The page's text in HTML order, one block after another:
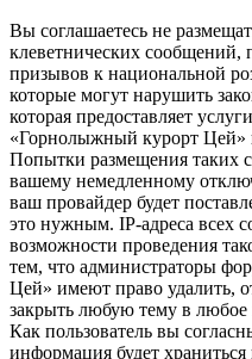
Вы соглашаетесь не
клеветнических сообщений,
призывов к национальной
которые могут нарушить
которая предоставляет
«Горнолыжный курорт Цей»
Попытки размещения таких
вашему немедленному
ваш провайдер будет
это нужным. IP-адреса всех
возможности проведения
тем, что администраторы
Цей» имеют право удалить,
закрыть любую тему в
Как пользователь вы
информация будет